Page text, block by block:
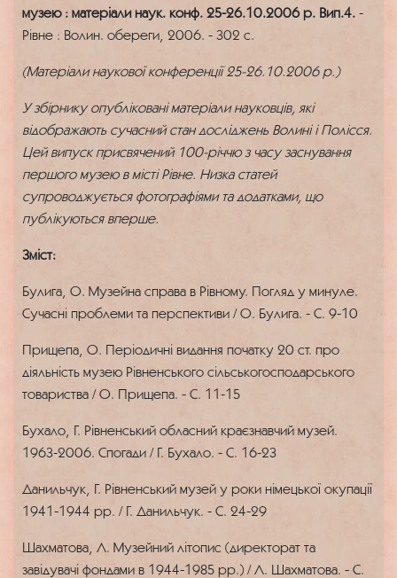
музею : матеріали наук. конф. 25-26.10.2006 р. Вип.4. -
Рівне : Волин. обереги, 2006. - 302 с.
(Матеріали наукової конференції 25-26.10.2006 р.)
У збірнику опубліковані матеріали науковців, які
відображають сучасний стан досліджень Волині і Полісся.
Цей випуск присвячений 100-річчю з часу заснування
першого музею в місті Рівне. Низка статей
супроводжується фотографіями та додатками, що
публікуються вперше.
Зміст:
Булига, О. Музейна справа в Рівному. Погляд у минуле.
Сучасні проблеми та перспективи / О. Булига. - С. 9-10
Прищепа, О. Періодичні видання початку 20 ст. про
діяльність музею Рівненського сільськогосподарського
товариства / О. Прищепа. - С. 11-15
Бухало, Г. Рівненський обласний краєзнавчий музей.
1963-2006. Спогади / Г. Бухало. - С. 16-23
Данильчук, Г. Рівненський музей у роки німецької окупації
1941-1944 рр. / Г. Данильчук. - С. 24-29
Шахматова, Л. Музейний літопис (директорат та
завідувачі фондами в 1944-1985 рр.) / Л. Шахматова. - С.